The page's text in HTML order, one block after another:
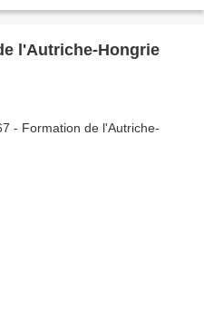
l'Autriche-Hongrie